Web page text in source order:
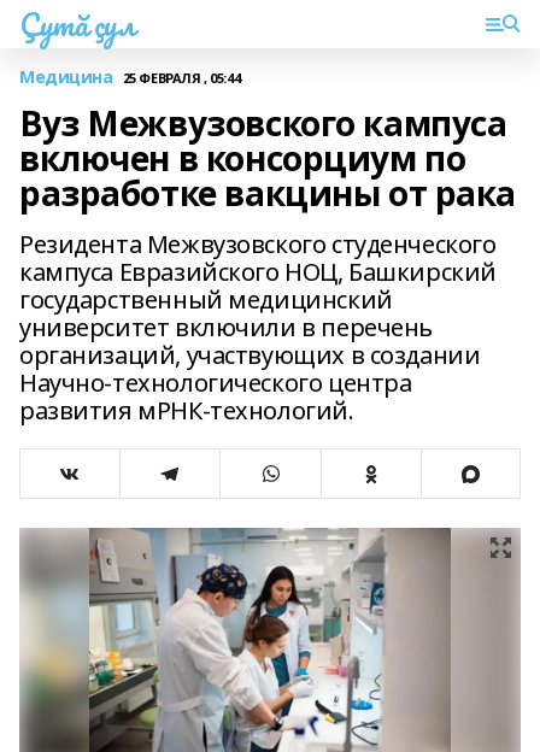
Çутă çул
Медицина 25 ФЕВРАЛЯ , 05:44
Вуз Межвузовского кампуса
включен в консорциум по
разработке вакцины от рака
Резидента Межвузовского студенческого
кампуса Евразийского НОЦ, Башкирский
государственный медицинский
университет включили в перечень
организаций, участвующих в создании
Научно-технологического центра
развития мРНК-технологий.